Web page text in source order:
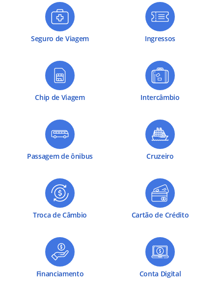
Seguro de Viagem Ingressos
Chip de Viagem Intercâmbio
Passagem de ônibus Cruzeiro
Troca de Câmbio Cartão de Crédito
Financiamento Conta Digital